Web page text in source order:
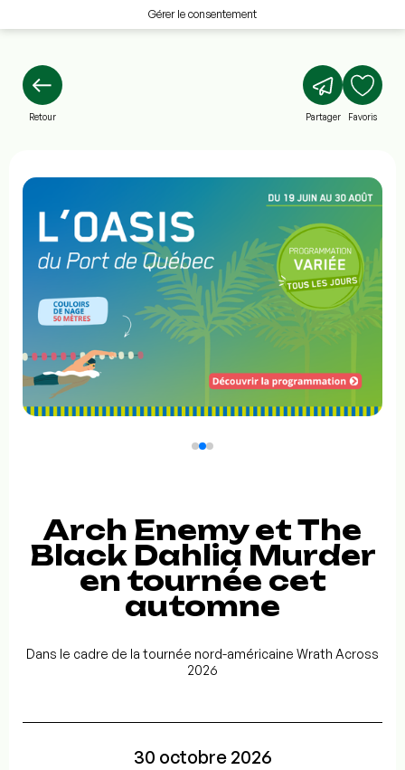
Gérer le consentement
Retour Partager Favoris
Arch Enemy et The
Black Dahlia Murder
en tournée cet
automne
Dans le cadre de la tournée nord-américaine Wrath Across
2026
30 octobre 2026